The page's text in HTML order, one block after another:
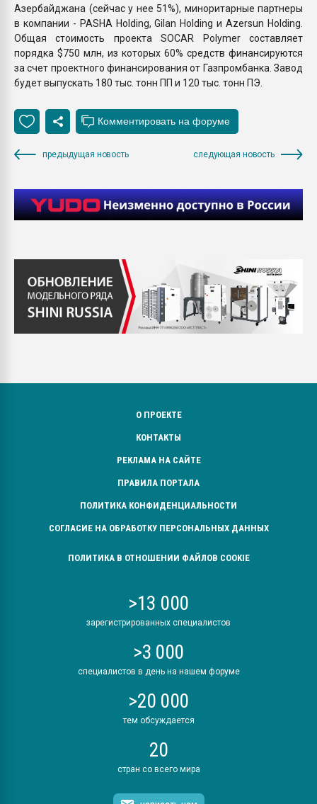
Азербайджана (сейчас у нее 51%), миноритарные партнеры
в компании - PASHA Holding, Gilan Holding и Azersun Holding.
Общая стоимость проекта SOCAR Polymer составляет
порядка $750 млн, из которых 60% средств финансируются
за счет проектного финансирования от Газпромбанка. Завод
будет выпускать 180 тыс. тонн ПП и 120 тыс. тонн ПЭ.
предыдущая новость следующая новость
О ПРОЕКТЕ
КОНТАКТЫ
РЕКЛАМА НА САЙТЕ
ПРАВИЛА ПОРТАЛА
ПОЛИТИКА КОНФИДЕНЦИАЛЬНОСТИ
СОГЛАСИЕ НА ОБРАБОТКУ ПЕРСОНАЛЬНЫХ ДАННЫХ
ПОЛИТИКА В ОТНОШЕНИИ ФАЙЛОВ COOKIE
>13 000
зарегистрированных специалистов
>3 000
специалистов в день на нашем форуме
>20 000
тем обсуждается
20
стран со всего мира